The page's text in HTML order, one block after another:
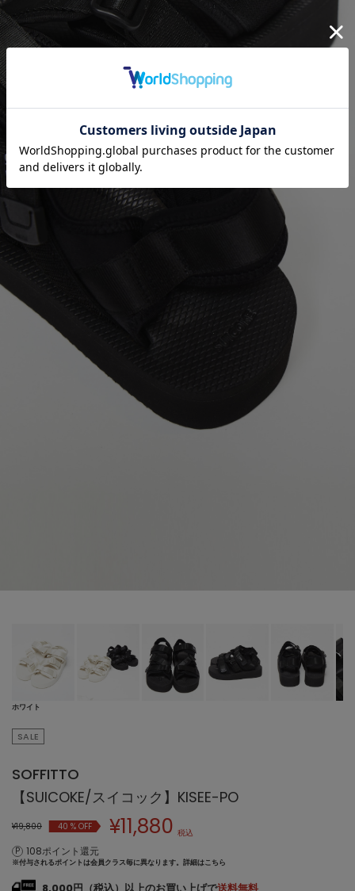
ホワイト
SALE
SOFFITTO
【SUICOKE/スイコック】KISEE-PO
¥19,800 40 % OFF ¥11,880 税込
108ポイント還元
※付与されるポイントは会員クラス毎に異なります。 詳細はこちら